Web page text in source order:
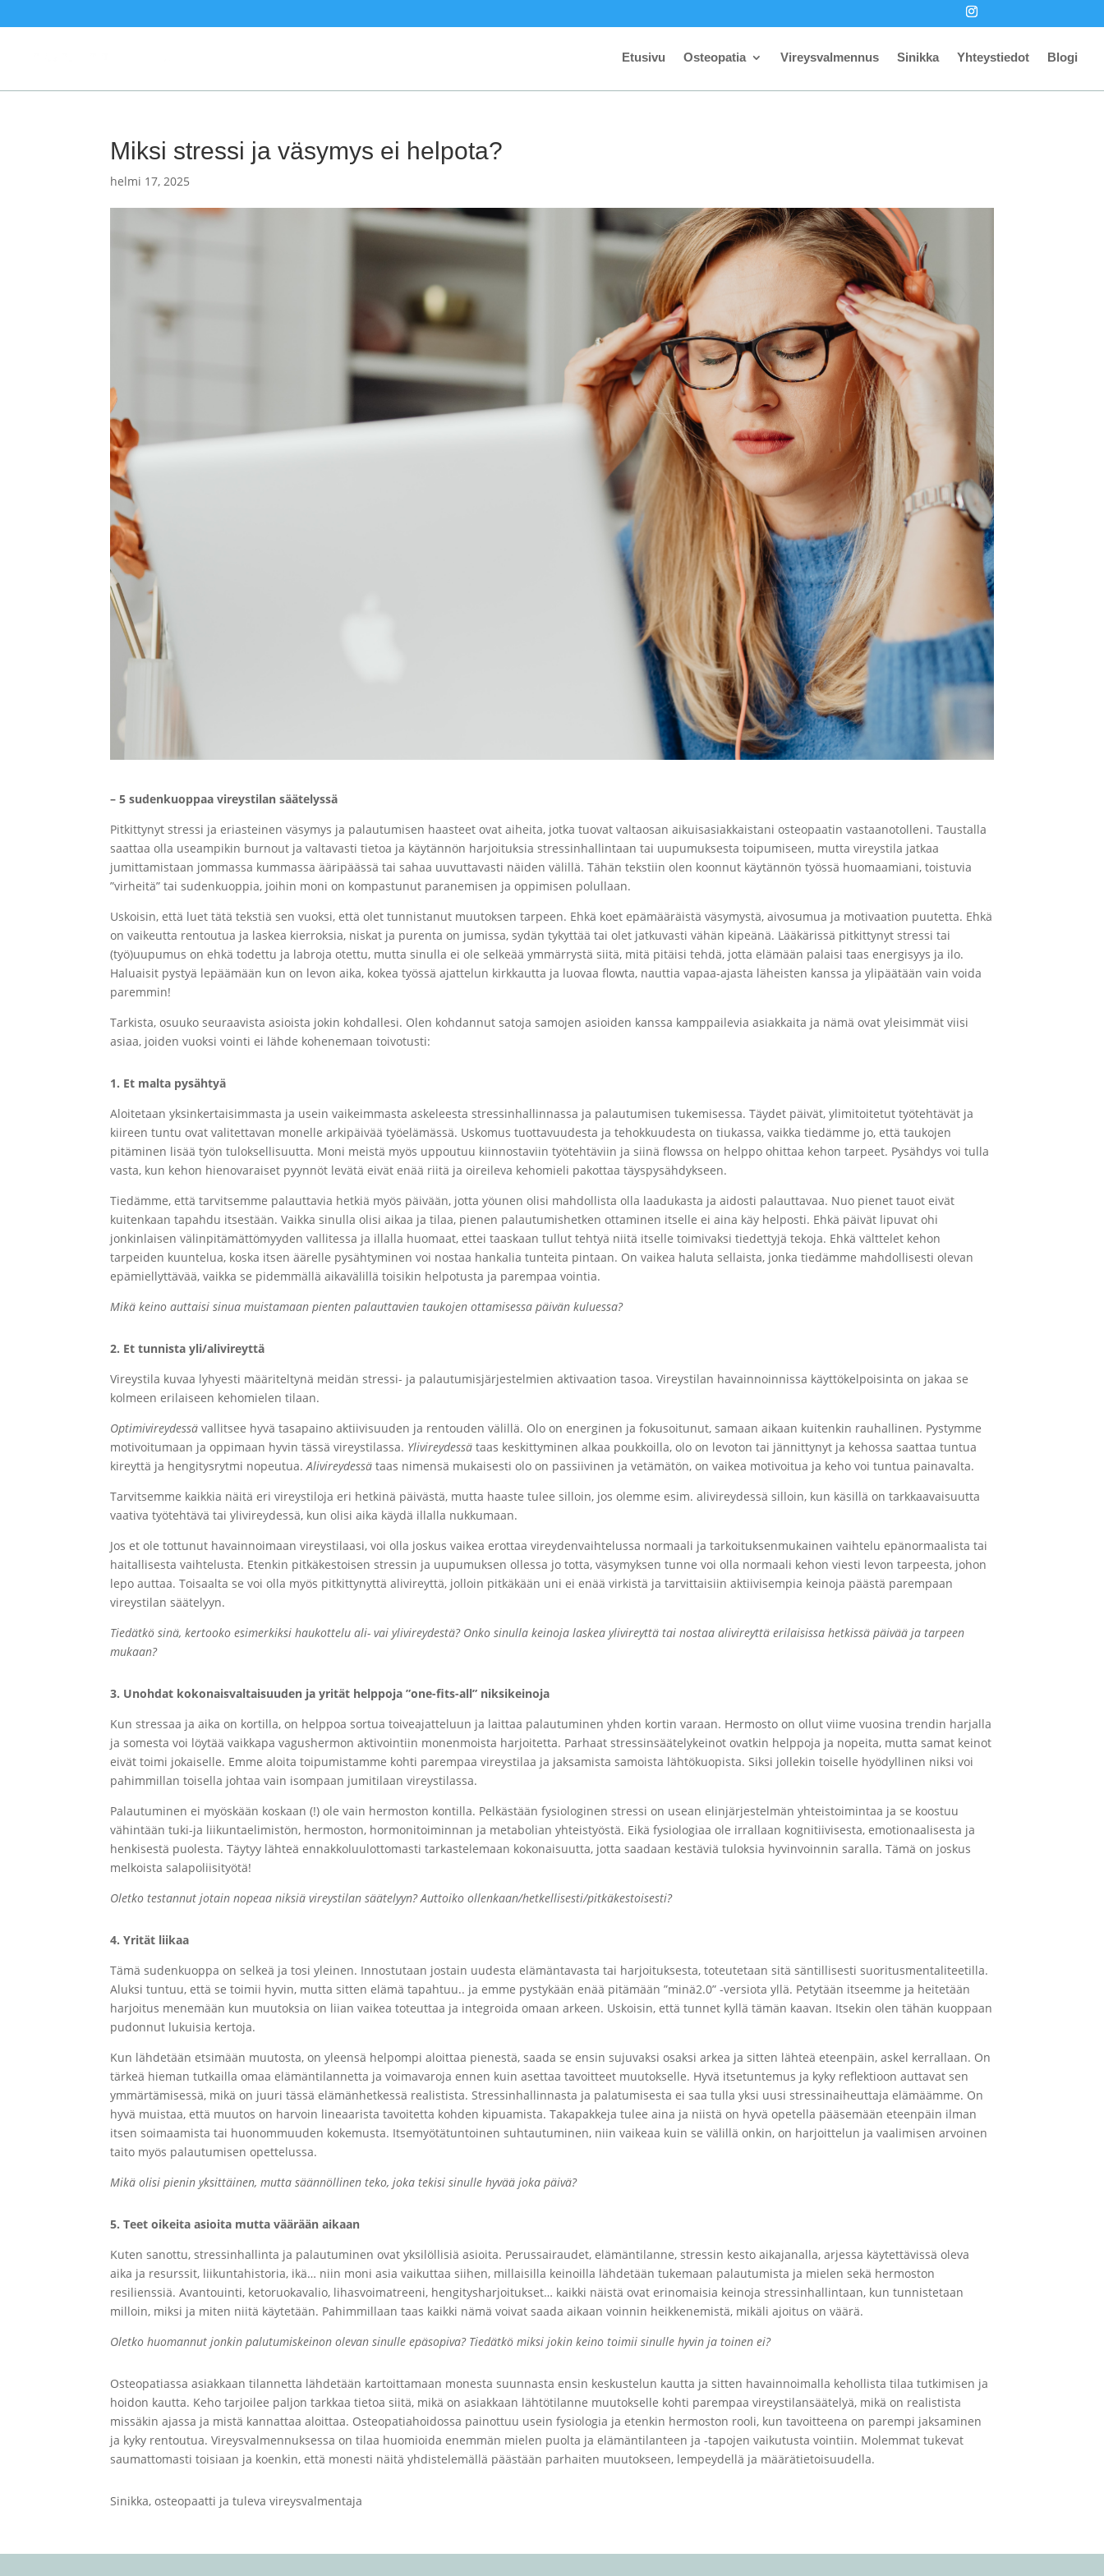
Etusivu Osteopatia Vireysvalmennus Sinikka Yhteystiedot Blogi
Miksi stressi ja väsymys ei helpota?
helmi 17, 2025
– 5 sudenkuoppaa vireystilan säätelyssä
Pitkittynyt stressi ja eriasteinen väsymys ja palautumisen haasteet ovat aiheita, jotka tuovat valtaosan aikuisasiakkaistani osteopaatin vastaanotolleni. Taustalla
saattaa olla useampikin burnout ja valtavasti tietoa ja käytännön harjoituksia stressinhallintaan tai uupumuksesta toipumiseen, mutta vireystila jatkaa
jumittamistaan jommassa kummassa ääripäässä tai sahaa uuvuttavasti näiden välillä. Tähän tekstiin olen koonnut käytännön työssä huomaamiani, toistuvia
”virheitä” tai sudenkuoppia, joihin moni on kompastunut paranemisen ja oppimisen polullaan.
Uskoisin, että luet tätä tekstiä sen vuoksi, että olet tunnistanut muutoksen tarpeen. Ehkä koet epämääräistä väsymystä, aivosumua ja motivaation puutetta. Ehkä
on vaikeutta rentoutua ja laskea kierroksia, niskat ja purenta on jumissa, sydän tykyttää tai olet jatkuvasti vähän kipeänä. Lääkärissä pitkittynyt stressi tai
(työ)uupumus on ehkä todettu ja labroja otettu, mutta sinulla ei ole selkeää ymmärrystä siitä, mitä pitäisi tehdä, jotta elämään palaisi taas energisyys ja ilo.
Haluaisit pystyä lepäämään kun on levon aika, kokea työssä ajattelun kirkkautta ja luovaa flowta, nauttia vapaa-ajasta läheisten kanssa ja ylipäätään vain voida
paremmin!
Tarkista, osuuko seuraavista asioista jokin kohdallesi. Olen kohdannut satoja samojen asioiden kanssa kamppailevia asiakkaita ja nämä ovat yleisimmät viisi
asiaa, joiden vuoksi vointi ei lähde kohenemaan toivotusti:
1. Et malta pysähtyä
Aloitetaan yksinkertaisimmasta ja usein vaikeimmasta askeleesta stressinhallinnassa ja palautumisen tukemisessa. Täydet päivät, ylimitoitetut työtehtävät ja
kiireen tuntu ovat valitettavan monelle arkipäivää työelämässä. Uskomus tuottavuudesta ja tehokkuudesta on tiukassa, vaikka tiedämme jo, että taukojen
pitäminen lisää työn tuloksellisuutta. Moni meistä myös uppoutuu kiinnostaviin työtehtäviin ja siinä flowssa on helppo ohittaa kehon tarpeet. Pysähdys voi tulla
vasta, kun kehon hienovaraiset pyynnöt levätä eivät enää riitä ja oireileva kehomieli pakottaa täyspysähdykseen.
Tiedämme, että tarvitsemme palauttavia hetkiä myös päivään, jotta yöunen olisi mahdollista olla laadukasta ja aidosti palauttavaa. Nuo pienet tauot eivät
kuitenkaan tapahdu itsestään. Vaikka sinulla olisi aikaa ja tilaa, pienen palautumishetken ottaminen itselle ei aina käy helposti. Ehkä päivät lipuvat ohi
jonkinlaisen välinpitämättömyyden vallitessa ja illalla huomaat, ettei taaskaan tullut tehtyä niitä itselle toimivaksi tiedettyjä tekoja. Ehkä välttelet kehon
tarpeiden kuuntelua, koska itsen äärelle pysähtyminen voi nostaa hankalia tunteita pintaan. On vaikea haluta sellaista, jonka tiedämme mahdollisesti olevan
epämiellyttävää, vaikka se pidemmällä aikavälillä toisikin helpotusta ja parempaa vointia.
Mikä keino auttaisi sinua muistamaan pienten palauttavien taukojen ottamisessa päivän kuluessa?
2. Et tunnista yli/alivireyttä
Vireystila kuvaa lyhyesti määriteltynä meidän stressi- ja palautumisjärjestelmien aktivaation tasoa. Vireystilan havainnoinnissa käyttökelpoisinta on jakaa se
kolmeen erilaiseen kehomielen tilaan.
Optimivireydessä vallitsee hyvä tasapaino aktiivisuuden ja rentouden välillä. Olo on energinen ja fokusoitunut, samaan aikaan kuitenkin rauhallinen. Pystymme
motivoitumaan ja oppimaan hyvin tässä vireystilassa. Ylivireydessä taas keskittyminen alkaa poukkoilla, olo on levoton tai jännittynyt ja kehossa saattaa tuntua
kireyttä ja hengitysrytmi nopeutua.Alivireydessä taas nimensä mukaisesti olo on passiivinen ja vetämätön, on vaikea motivoitua ja keho voi tuntua painavalta.
Tarvitsemme kaikkia näitä eri vireystiloja eri hetkinä päivästä, mutta haaste tulee silloin, jos olemme esim. alivireydessä silloin, kun käsillä on tarkkaavaisuutta
vaativa työtehtävä tai ylivireydessä, kun olisi aika käydä illalla nukkumaan.
Jos et ole tottunut havainnoimaan vireystilaasi, voi olla joskus vaikea erottaa vireydenvaihtelussa normaali ja tarkoituksenmukainen vaihtelu epänormaalista tai
haitallisesta vaihtelusta. Etenkin pitkäkestoisen stressin ja uupumuksen ollessa jo totta, väsymyksen tunne voi olla normaali kehon viesti levon tarpeesta, johon
lepo auttaa. Toisaalta se voi olla myös pitkittynyttä alivireyttä, jolloin pitkäkään uni ei enää virkistä ja tarvittaisiin aktiivisempia keinoja päästä parempaan
vireystilan säätelyyn.
Tiedätkö sinä, kertooko esimerkiksi haukottelu ali- vai ylivireydestä? Onko sinulla keinoja laskea ylivireyttä tai nostaa alivireyttä erilaisissa hetkissä päivää ja tarpeen
mukaan?
3. Unohdat kokonaisvaltaisuuden ja yrität helppoja ”one-fits-all” niksikeinoja
Kun stressaa ja aika on kortilla, on helppoa sortua toiveajatteluun ja laittaa palautuminen yhden kortin varaan. Hermosto on ollut viime vuosina trendin harjalla
ja somesta voi löytää vaikkapa vagushermon aktivointiin monenmoista harjoitetta. Parhaat stressinsäätelykeinot ovatkin helppoja ja nopeita, mutta samat keinot
eivät toimi jokaiselle. Emme aloita toipumistamme kohti parempaa vireystilaa ja jaksamista samoista lähtökuopista. Siksi jollekin toiselle hyödyllinen niksi voi
pahimmillan toisella johtaa vain isompaan jumitilaan vireystilassa.
Palautuminen ei myöskään koskaan (!) ole vain hermoston kontilla. Pelkästään fysiologinen stressi on usean elinjärjestelmän yhteistoimintaa ja se koostuu
vähintään tuki-ja liikuntaelimistön, hermoston, hormonitoiminnan ja metabolian yhteistyöstä. Eikä fysiologiaa ole irrallaan kognitiivisesta, emotionaalisesta ja
henkisestä puolesta. Täytyy lähteä ennakkoluulottomasti tarkastelemaan kokonaisuutta, jotta saadaan kestäviä tuloksia hyvinvoinnin saralla. Tämä on joskus
melkoista salapoliisityötä!
Oletko testannut jotain nopeaa niksiä vireystilan säätelyyn? Auttoiko ollenkaan/hetkellisesti/pitkäkestoisesti?
4. Yrität liikaa
Tämä sudenkuoppa on selkeä ja tosi yleinen. Innostutaan jostain uudesta elämäntavasta tai harjoituksesta, toteutetaan sitä säntillisesti suoritusmentaliteetilla.
Aluksi tuntuu, että se toimii hyvin, mutta sitten elämä tapahtuu.. ja emme pystykään enää pitämään ”minä2.0” -versiota yllä. Petytään itseemme ja heitetään
harjoitus menemään kun muutoksia on liian vaikea toteuttaa ja integroida omaan arkeen. Uskoisin, että tunnet kyllä tämän kaavan. Itsekin olen tähän kuoppaan
pudonnut lukuisia kertoja.
Kun lähdetään etsimään muutosta, on yleensä helpompi aloittaa pienestä, saada se ensin sujuvaksi osaksi arkea ja sitten lähteä eteenpäin, askel kerrallaan. On
tärkeä hieman tutkailla omaa elämäntilannetta ja voimavaroja ennen kuin asettaa tavoitteet muutokselle. Hyvä itsetuntemus ja kyky reflektioon auttavat sen
ymmärtämisessä, mikä on juuri tässä elämänhetkessä realistista. Stressinhallinnasta ja palatumisesta ei saa tulla yksi uusi stressinaiheuttaja elämäämme. On
hyvä muistaa, että muutos on harvoin lineaarista tavoitetta kohden kipuamista. Takapakkeja tulee aina ja niistä on hyvä opetella pääsemään eteenpäin ilman
itsen soimaamista tai huonommuuden kokemusta. Itsemyötätuntoinen suhtautuminen, niin vaikeaa kuin se välillä onkin, on harjoittelun ja vaalimisen arvoinen
taito myös palautumisen opettelussa.
Mikä olisi pienin yksittäinen, mutta säännöllinen teko, joka tekisi sinulle hyvää joka päivä?
5. Teet oikeita asioita mutta väärään aikaan
Kuten sanottu, stressinhallinta ja palautuminen ovat yksilöllisiä asioita. Perussairaudet, elämäntilanne, stressin kesto aikajanalla, arjessa käytettävissä oleva
aika ja resurssit, liikuntahistoria, ikä… niin moni asia vaikuttaa siihen, millaisilla keinoilla lähdetään tukemaan palautumista ja mielen sekä hermoston
resilienssiä. Avantouinti, ketoruokavalio, lihasvoimatreeni, hengitysharjoitukset… kaikki näistä ovat erinomaisia keinoja stressinhallintaan, kun tunnistetaan
milloin, miksi ja miten niitä käytetään. Pahimmillaan taas kaikki nämä voivat saada aikaan voinnin heikkenemistä, mikäli ajoitus on väärä.
Oletko huomannut jonkin palutumiskeinon olevan sinulle epäsopiva? Tiedätkö miksi jokin keino toimii sinulle hyvin ja toinen ei?
Osteopatiassa asiakkaan tilannetta lähdetään kartoittamaan monesta suunnasta ensin keskustelun kautta ja sitten havainnoimalla kehollista tilaa tutkimisen ja
hoidon kautta. Keho tarjoilee paljon tarkkaa tietoa siitä, mikä on asiakkaan lähtötilanne muutokselle kohti parempaa vireystilansäätelyä, mikä on realistista
missäkin ajassa ja mistä kannattaa aloittaa. Osteopatiahoidossa painottuu usein fysiologia ja etenkin hermoston rooli, kun tavoitteena on parempi jaksaminen
ja kyky rentoutua. Vireysvalmennuksessa on tilaa huomioida enemmän mielen puolta ja elämäntilanteen ja -tapojen vaikutusta vointiin. Molemmat tukevat
saumattomasti toisiaan ja koenkin, että monesti näitä yhdistelemällä päästään parhaiten muutokseen, lempeydellä ja määrätietoisuudella.
Sinikka, osteopaatti ja tuleva vireysvalmentaja